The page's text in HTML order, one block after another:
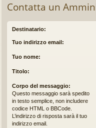
m
en
ti
R
ap
idi
Contatta un
Destinatario:
Tuo indirizzo email:
Tuo nome:
Titolo:
Corpo del messaggio:
Questo messaggio sarà spedito
in testo semplice, non includere
codice HTML o BBCode.
L’indirizzo di risposta sarà il tuo
indirizzo email.